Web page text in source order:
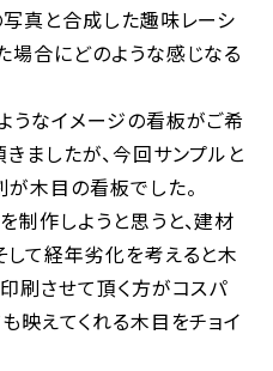
真と合成した趣味レーシ
場合にどのような感じなる
うなイメージの看板がご希
ましたが、今回サンプルと
木目の看板でした。
作しようと思うと、建材
て経年劣化を考えると木
刷させて頂く方がコスパ
映えてくれる木目をチョイ